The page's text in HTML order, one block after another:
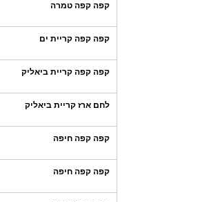
קפה קפה טמרה
קפה קפה קריית ים
קפה קפה קריית ביאליק
לחם ארז קריית ביאליק
קפה קפה חיפה
קפה קפה חיפה